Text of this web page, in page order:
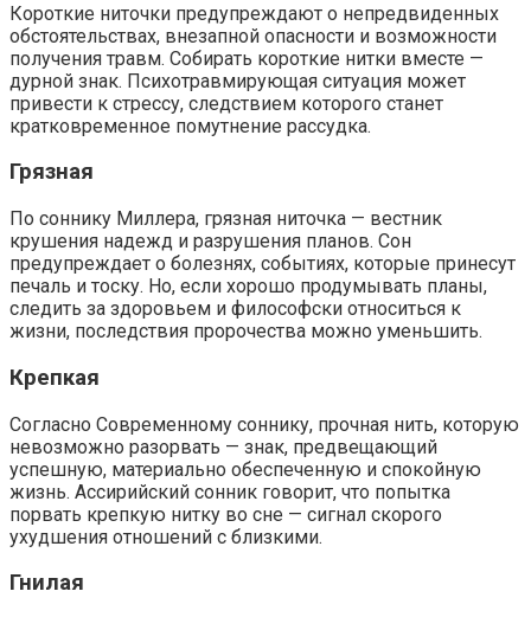
Короткие ниточки предупреждают о непредвиденных
обстоятельствах, внезапной опасности и возможности
получения травм. Собирать короткие нитки вместе —
дурной знак. Психотравмирующая ситуация может
привести к стрессу, следствием которого станет
кратковременное помутнение рассудка.
Грязная
По соннику Миллера, грязная ниточка — вестник
крушения надежд и разрушения планов. Сон
предупреждает о болезнях, событиях, которые принесут
печаль и тоску. Но, если хорошо продумывать планы,
следить за здоровьем и философски относиться к
жизни, последствия пророчества можно уменьшить.
Крепкая
Согласно Современному соннику, прочная нить, которую
невозможно разорвать — знак, предвещающий
успешную, материально обеспеченную и спокойную
жизнь. Ассирийский сонник говорит, что попытка
порвать крепкую нитку во сне — сигнал скорого
ухудшения отношений с близкими.
Гнилая